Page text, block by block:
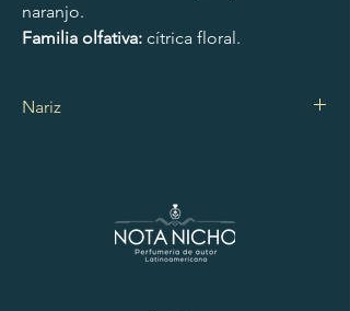
naranjo.
Familia olfativa: cítrica floral.
Nariz